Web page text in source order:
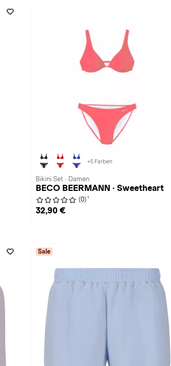
+5 Farben
Bikini Set · Damen
BECO BEERMANN · Sweetheart
(0) 1
32,90 €
Sale